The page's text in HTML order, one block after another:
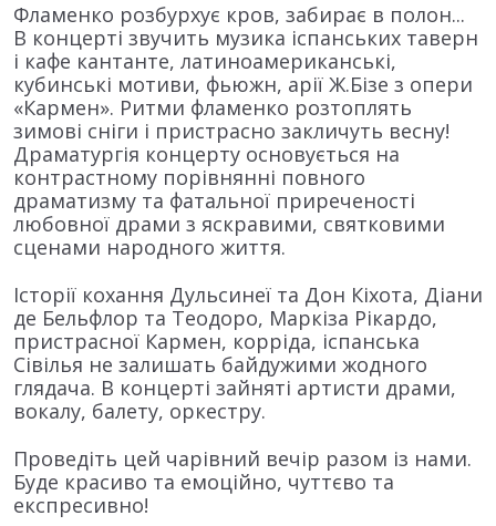
Фламенко розбурхує кров, забирає в полон...
В концерті звучить музика іспанських таверн
і кафе кантанте, латиноамериканські,
кубинські мотиви, фьюжн, арії Ж.Бізе з опери
«Кармен». Ритми фламенко розтоплять
зимові сніги і пристрасно закличуть весну!
Драматургія концерту основується на
контрастному порівнянні повного
драматизму та фатальної приреченості
любовної драми з яскравими, святковими
сценами народного життя.
Історії кохання Дульсинеї та Дон Кіхота, Діани
де Бельфлор та Теодоро, Маркіза Рікардо,
пристрасної Кармен, корріда, іспанська
Сівілья не залишать байдужими жодного
глядача. В концерті зайняті артисти драми,
вокалу, балету, оркестру.
Проведіть цей чарівний вечір разом із нами.
Буде красиво та емоційно, чуттєво та
експресивно!